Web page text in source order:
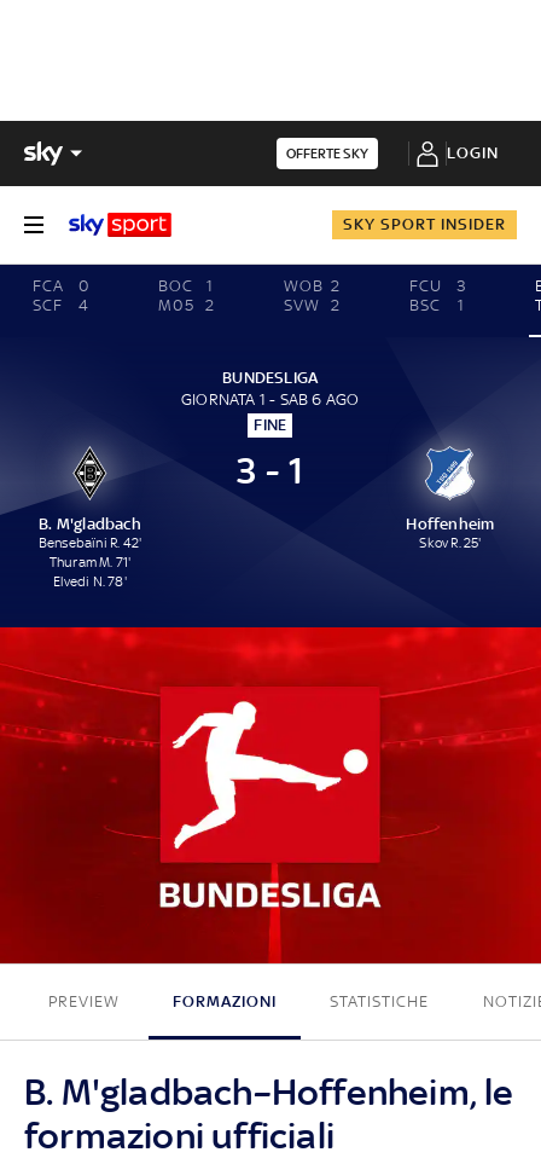
OFFERTE SKY LOGIN
SKY SPORT INSIDER
FCA
0
SCF
4
BOC
1
M05
2
WOB 2
SVW
2
FCU
3
BSC
1
BUNDESLIGA
GIORNATA 1 - SAB 6 AGO
FINE
B. M'gladbach
Bensebaïni R. 42'
Thuram M. 71'
Elvedi N. 78'
3 - 1
Hoffenheim
Skov R. 25'
3 - 1
PREVIEW FORMAZIONI STATISTICHE
B. M'gladbach–Hoffenheim, le
formazioni ufficiali